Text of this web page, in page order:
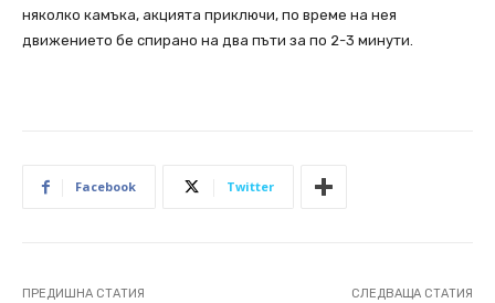
няколко камъка, акцията приключи, по време на нея
движението бе спирано на два пъти за по 2-3 минути.
Facebook Twitter
ПРЕДИШНА СТАТИЯ СЛЕДВАЩА СТАТИЯ